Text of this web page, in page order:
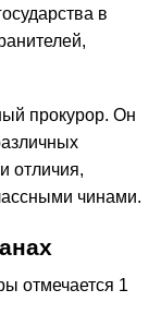
в
прокурор. Он
отличия,
чинами.
отмечается 1